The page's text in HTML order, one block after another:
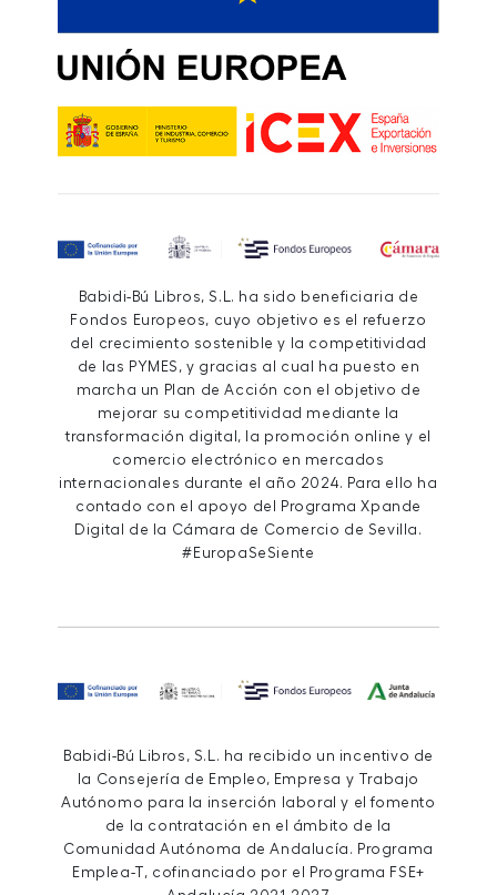
Babidi-Bú Libros, S.L. ha sido beneficiaria de
Fondos Europeos, cuyo objetivo es el refuerzo
del crecimiento sostenible y la competitividad
de las PYMES, y gracias al cual ha puesto en
marcha un Plan de Acción con el objetivo de
mejorar su competitividad mediante la
transformación digital, la promoción online y el
comercio electrónico en mercados
internacionales durante el año 2024. Para ello ha
contado con el apoyo del Programa Xpande
Digital de la Cámara de Comercio de Sevilla.
#EuropaSeSiente
Babidi-Bú Libros, S.L. ha recibido un incentivo de
la Consejería de Empleo, Empresa y Trabajo
Autónomo para la inserción laboral y el fomento
de la contratación en el ámbito de la
Comunidad Autónoma de Andalucía. Programa
Emplea-T, cofinanciado por el Programa FSE+